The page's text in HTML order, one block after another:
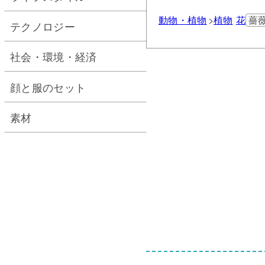
動物・植物 植物 花 薔
テクノロジー
社会・環境・経済
顔と服のセット
素材